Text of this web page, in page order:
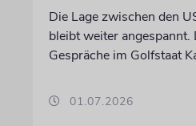
Die Lage zwischen den
bleibt weiter angespannt.
Gespräche im Golfstaat
01.07.2026